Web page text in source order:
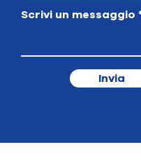
Scrivi un messaggio
Invia